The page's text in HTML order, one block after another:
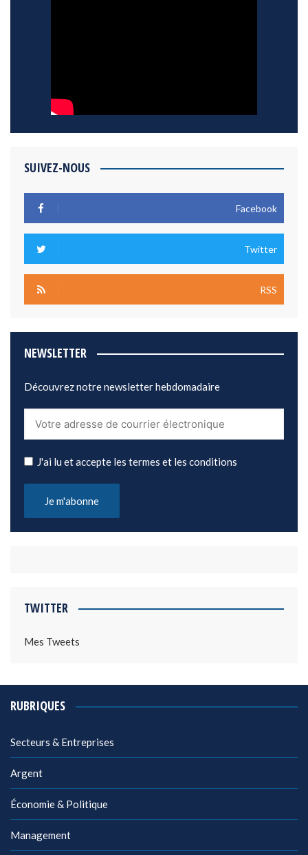
SUIVEZ-NOUS
Facebook
Twitter
RSS
NEWSLETTER
Découvrez notre newsletter hebdomadaire
J'ai lu et accepte les termes et les conditions
TWITTER
Mes Tweets
RUBRIQUES
Secteurs & Entreprises
Argent
Économie & Politique
Management